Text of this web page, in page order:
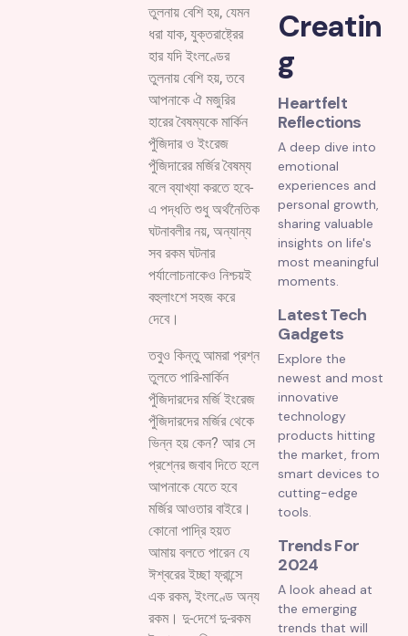
তুলনায় বেশি হয়, যেমন
ধরা যাক, যুক্তরাষ্ট্রের
হার যদি ইংলণ্ডের
তুলনায় বেশি হয়, তবে
আপনাকে ঐ মজুরির
হারের বৈষম্যকে মার্কিন
পুঁজিদার ও ইংরেজ
পুঁজিদারের মর্জির বৈষম্য
বলে ব্যাখ্যা করতে হবে-
এ পদ্ধতি শুধু অর্থনৈতিক
ঘটনাবলীর নয়, অন্যান্য
সব রকম ঘটনার
পর্যালোচনাকেও নিশ্চয়ই
বহুলাংশে সহজ করে
দেবে।
তবুও কিন্তু আমরা প্রশ্ন
তুলতে পারি-মার্কিন
পুঁজিদারদের মর্জি ইংরেজ
পুঁজিদারদের মর্জির থেকে
ভিন্ন হয় কেন? আর সে
প্রশ্নের জবাব দিতে হলে
আপনাকে যেতে হবে
মর্জির আওতার বাইরে।
কোনো পাদ্রি হয়ত
আমায় বলতে পারেন যে
ঈশ্বরের ইচ্ছা ফ্রান্সে
এক রকম, ইংলণ্ডে অন্য
রকম। দু-দেশে দু-রকম
Creatin
g
Heartfelt
Reflections
A deep dive into
emotional
experiences and
personal growth,
sharing valuable
insights on life's
most meaningful
moments.
Latest Tech
Gadgets
Explore the
newest and most
innovative
technology
products hitting
the market, from
smart devices to
cutting-edge
tools.
Trends For
2024
A look ahead at
the emerging
trends that will